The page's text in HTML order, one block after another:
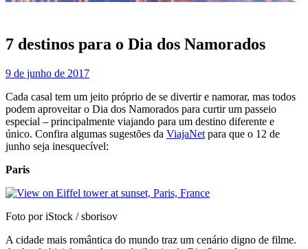
7 destinos para o Dia dos Namorados
9 de junho de 2017
Cada casal tem um jeito próprio de se divertir e namorar, mas todos
podem aproveitar o Dia dos Namorados para curtir um passeio
especial – principalmente viajando para um destino diferente e
único. Confira algumas sugestões da ViajaNet para que o 12 de
junho seja inesquecível:
Paris
Foto por iStock / sborisov
A cidade mais romântica do mundo traz um cenário digno de filme.